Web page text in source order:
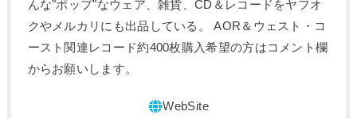
んな"ポップ"なウェア、雑貨、CD＆レコードをヤフオ
クやメルカリにも出品している。 AOR＆ウェスト・コ
ースト関連レコード約400枚購入希望の方はコメント欄
からお願いします。